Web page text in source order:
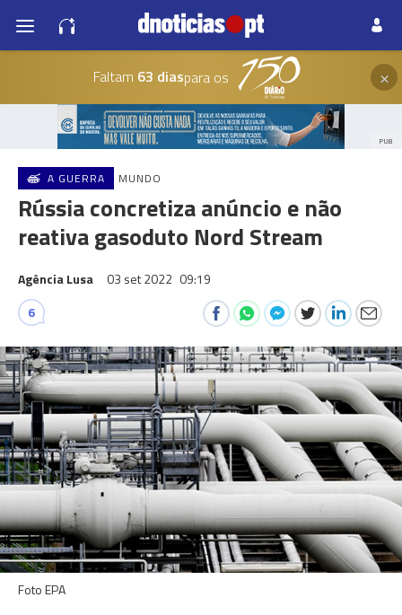
Faltam 63 diaspara os ×
PUB
A GUERRA MUNDO
Rússia concretiza anúncio e não
reativa gasoduto Nord Stream
Agência Lusa 03 set 2022 09:19
6
Foto EPA